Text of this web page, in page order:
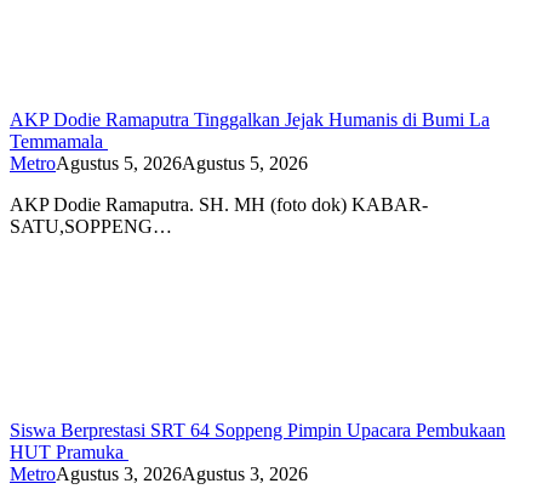
AKP Dodie Ramaputra Tinggalkan Jejak Humanis di Bumi La
Temmamala
MetroAgustus 5, 2026Agustus 5, 2026
AKP Dodie Ramaputra. SH. MH (foto dok) KABAR-
SATU,SOPPENG…
Siswa Berprestasi SRT 64 Soppeng Pimpin Upacara Pembukaan
HUT Pramuka
MetroAgustus 3, 2026Agustus 3, 2026